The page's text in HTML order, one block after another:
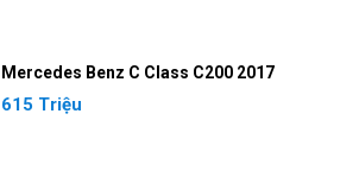
Mercedes Benz C Class C200 2017
615 Triệu